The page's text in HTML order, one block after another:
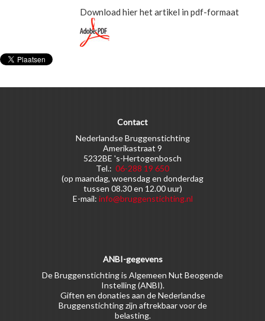
Download hier het artikel in pdf-formaat
Contact
Nederlandse Bruggenstichting
Amerikastraat 9
5232BE 's-Hertogenbosch
Tel.: 06-288 19 650
(op maandag, woensdag en donderdag
tussen 08.30 en 12.00 uur)
E-mail: info@bruggenstichting.nl
ANBI-gegevens
De Bruggenstichting is Algemeen Nut Beogende
Instelling (ANBI).
Giften en donaties aan de Nederlandse
Bruggenstichting zijn aftrekbaar voor de
belasting.